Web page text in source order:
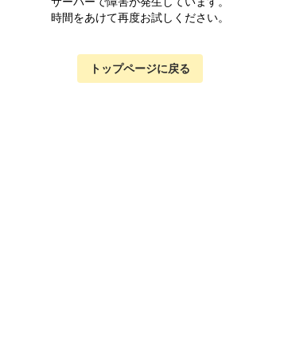
時間をあけて再度お試しください。
トップページに戻る